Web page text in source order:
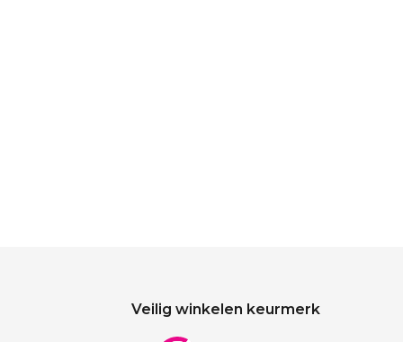
Veilig winkelen keurmerk